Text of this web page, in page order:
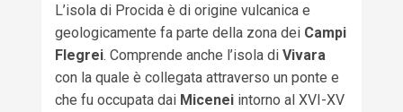
L’isola di Procida è di origine vulcanica e
geologicamente fa parte della zona dei Campi
Flegrei. Comprende anche l’isola di Vivara
con la quale è collegata attraverso un ponte e
che fu occupata dai Miceneiintorno al XVI-XV